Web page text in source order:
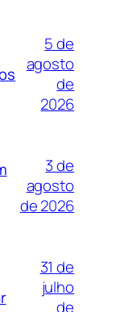
5 de
agosto
de
2026
3 de
agosto
de 2026
31 de
julho
de